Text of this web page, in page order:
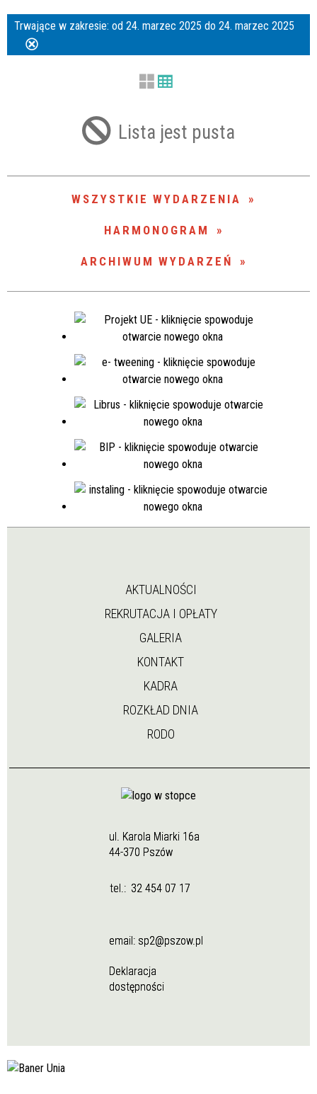
Szukana fraza
Trwające w zakresie
—
Trwające w zakresie: od 24. marzec 2025 do 24. marzec 2025
Lista jest pusta
WSZYSTKIE WYDARZENIA
HARMONOGRAM
ARCHIWUM WYDARZEŃ
AKTUALNOŚCI
REKRUTACJA I OPŁATY
GALERIA
KONTAKT
KADRA
ROZKŁAD DNIA
RODO
ul. Karola Miarki 16a
44-370 Pszów
tel.: 32 454 07 17
email: sp2@pszow.pl
Deklaracja
dostępności